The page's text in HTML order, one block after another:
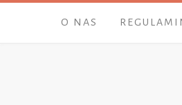
O NAS